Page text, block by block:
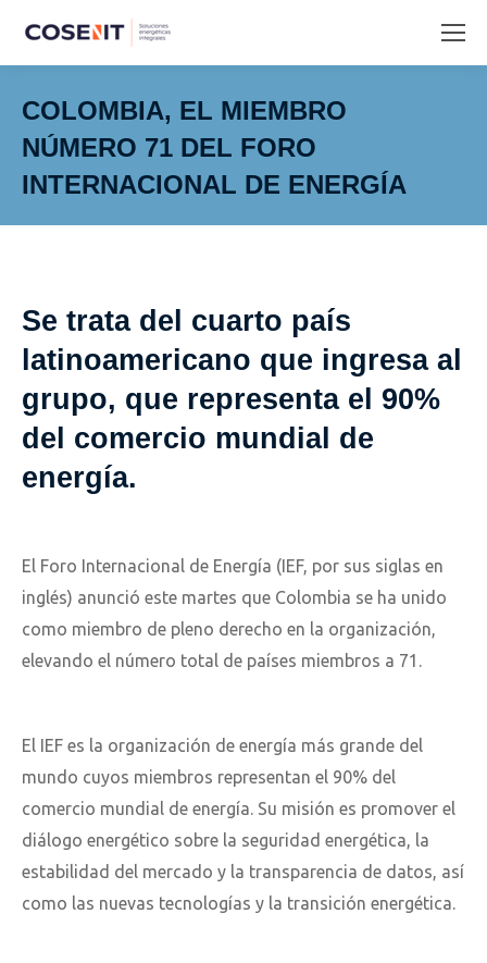
COLOMBIA, EL MIEMBRO
NÚMERO 71 DEL FORO
INTERNACIONAL DE ENERGÍA
Se trata del cuarto país
latinoamericano que ingresa al
grupo, que representa el 90%
del comercio mundial de
energía.
El Foro Internacional de Energía (IEF, por sus siglas en
inglés) anunció este martes que Colombia se ha unido
como miembro de pleno derecho en la organización,
elevando el número total de países miembros a 71.
El IEF es la organización de energía más grande del
mundo cuyos miembros representan el 90% del
comercio mundial de energía. Su misión es promover el
diálogo energético sobre la seguridad energética, la
estabilidad del mercado y la transparencia de datos, así
como las nuevas tecnologías y la transición energética.